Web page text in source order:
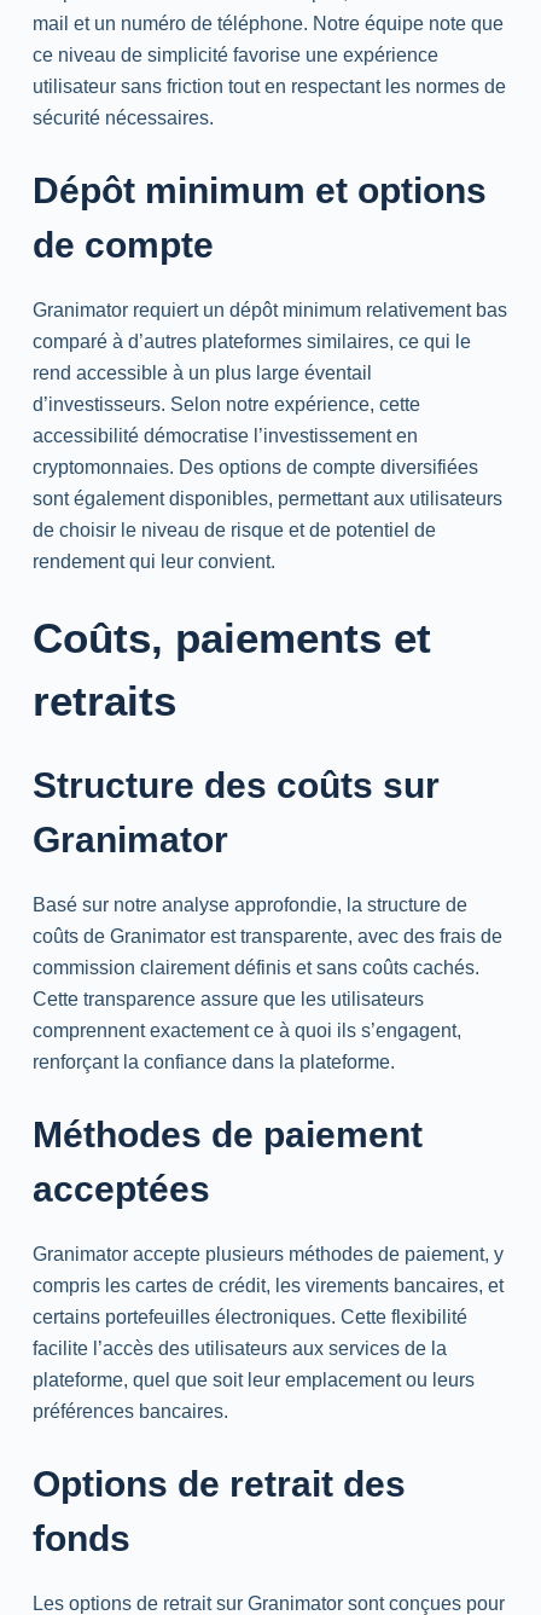
mail et un numéro de téléphone. Notre équipe note que
ce niveau de simplicité favorise une expérience
utilisateur sans friction tout en respectant les normes de
sécurité nécessaires.
Dépôt minimum et options
de compte
Granimator requiert un dépôt minimum relativement bas
comparé à d’autres plateformes similaires, ce qui le
rend accessible à un plus large éventail
d’investisseurs. Selon notre expérience, cette
accessibilité démocratise l’investissement en
cryptomonnaies. Des options de compte diversifiées
sont également disponibles, permettant aux utilisateurs
de choisir le niveau de risque et de potentiel de
rendement qui leur convient.
Coûts, paiements et
retraits
Structure des coûts sur
Granimator
Basé sur notre analyse approfondie, la structure de
coûts de Granimator est transparente, avec des frais de
commission clairement définis et sans coûts cachés.
Cette transparence assure que les utilisateurs
comprennent exactement ce à quoi ils s’engagent,
renforçant la confiance dans la plateforme.
Méthodes de paiement
acceptées
Granimator accepte plusieurs méthodes de paiement, y
compris les cartes de crédit, les virements bancaires, et
certains portefeuilles électroniques. Cette flexibilité
facilite l’accès des utilisateurs aux services de la
plateforme, quel que soit leur emplacement ou leurs
préférences bancaires.
Options de retrait des
fonds
Les options de retrait sur Granimator sont conçues pour